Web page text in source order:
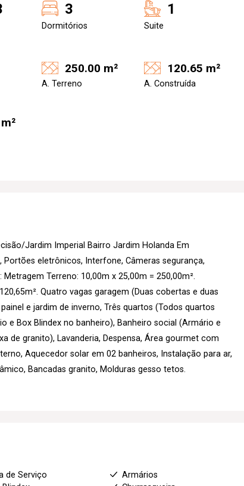
3
Dormitórios
1
Suite
250.00 m²
A. Terreno
120.65 m²
A. Construída
Jardim Imperial Bairro Jardim Holanda Em
Portões eletrônicos, Interfone, Câmeras segurança,
Terreno: 10,00m x 25,00m = 250,00m².
Quatro vagas garagem (Duas cobertas e duas
e jardim de inverno, Três quartos (Todos quartos
e Box Blindex no banheiro), Banheiro social (Armário e
de granito), Lavanderia, Despensa, Área gourmet com
Aquecedor solar em 02 banheiros, Instalação para ar,
Bancadas granito, Molduras gesso tetos.
de Serviço
Armários